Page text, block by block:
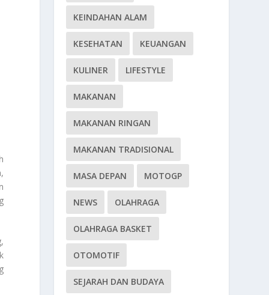
KEINDAHAN ALAM
KESEHATAN KEUANGAN
KULINER LIFESTYLE
MAKANAN
MAKANAN RINGAN
MAKANAN TRADISIONAL
MASA DEPAN MOTOGP
NEWS OLAHRAGA
OLAHRAGA BASKET
OTOMOTIF
SEJARAH DAN BUDAYA